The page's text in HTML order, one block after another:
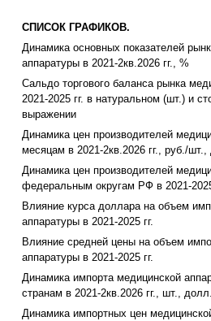
СПИСОК ГРАФИКОВ.
Динамика основных показателей
аппаратуры в 2021-2кв.2026 гг., %
Сальдо торгового баланса рынка
2021-2025 гг. в натуральном (шт.) и
выражении
Динамика цен производителей
месяцам в 2021-2кв.2026 гг., руб./
Динамика цен производителей
федеральным округам РФ в 2021-
Влияние курса доллара на объем
аппаратуры в 2021-2025 гг.
Влияние средней цены на объем
аппаратуры в 2021-2025 гг.
Динамика импорта медицинской
странам в 2021-2кв.2026 гг., шт., долл.
Динамика импортных цен